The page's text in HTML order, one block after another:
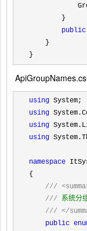
        }
public
    }
}
using
using
using
using
namespace
{
///
/// 系统分
/// </
public